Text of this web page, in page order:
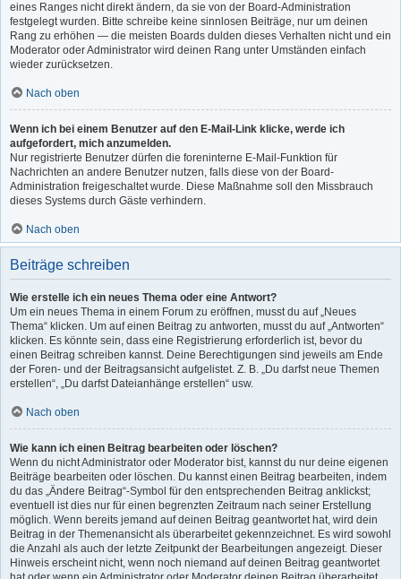
eines Ranges nicht direkt ändern, da sie von der Board-Administration
festgelegt wurden. Bitte schreibe keine sinnlosen Beiträge, nur um deinen
Rang zu erhöhen — die meisten Boards dulden dieses Verhalten nicht und ein
Moderator oder Administrator wird deinen Rang unter Umständen einfach
wieder zurücksetzen.
Nach oben
Wenn ich bei einem Benutzer auf den E-Mail-Link klicke, werde ich
aufgefordert, mich anzumelden.
Nur registrierte Benutzer dürfen die foreninterne E-Mail-Funktion für
Nachrichten an andere Benutzer nutzen, falls diese von der Board-
Administration freigeschaltet wurde. Diese Maßnahme soll den Missbrauch
dieses Systems durch Gäste verhindern.
Nach oben
Beiträge schreiben
Wie erstelle ich ein neues Thema oder eine Antwort?
Um ein neues Thema in einem Forum zu eröffnen, musst du auf „Neues
Thema“ klicken. Um auf einen Beitrag zu antworten, musst du auf „Antworten“
klicken. Es könnte sein, dass eine Registrierung erforderlich ist, bevor du
einen Beitrag schreiben kannst. Deine Berechtigungen sind jeweils am Ende
der Foren- und der Beitragsansicht aufgelistet. Z. B. „Du darfst neue Themen
erstellen“, „Du darfst Dateianhänge erstellen“ usw.
Nach oben
Wie kann ich einen Beitrag bearbeiten oder löschen?
Wenn du nicht Administrator oder Moderator bist, kannst du nur deine eigenen
Beiträge bearbeiten oder löschen. Du kannst einen Beitrag bearbeiten, indem
du das „Ändere Beitrag“-Symbol für den entsprechenden Beitrag anklickst;
eventuell ist dies nur für einen begrenzten Zeitraum nach seiner Erstellung
möglich. Wenn bereits jemand auf deinen Beitrag geantwortet hat, wird dein
Beitrag in der Themenansicht als überarbeitet gekennzeichnet. Es wird sowohl
die Anzahl als auch der letzte Zeitpunkt der Bearbeitungen angezeigt. Dieser
Hinweis erscheint nicht, wenn noch niemand auf deinen Beitrag geantwortet